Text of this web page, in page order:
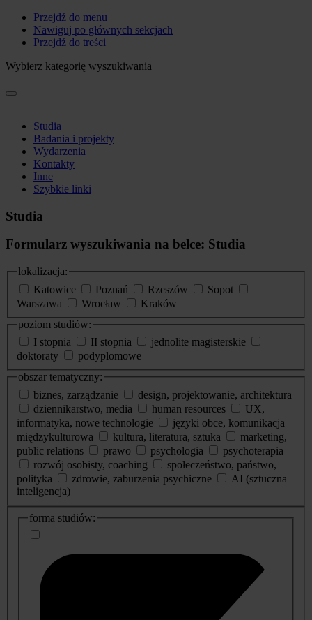
Przejdź do menu
Nawiguj po głównych sekcjach
Przejdź do treści
Wybierz kategorię wyszukiwania
Studia
Badania i projekty
Wydarzenia
Kontakty
Inne
Szybkie linki
Studia
Formularz wyszukiwania na belce: Studia
lokalizacja:
Katowice
Poznań Rzeszów
Sopot
Warszawa
Wrocław
Kraków
poziom studiów:
I stopnia
II stopnia
jednolite magisterskie
doktoraty
podyplomowe
obszar tematyczny:
biznes, zarządzanie
design, projektowanie, architektura
dziennikarstwo, media
human resources
UX,
informatyka, nowe technologie
języki obce, komunikacja
międzykulturowa
kultura, literatura, sztuka
marketing,
public relations
prawo psychologia
psychoterapia
rozwój osobisty, coaching
społeczeństwo, państwo,
polityka
zdrowie, zaburzenia psychiczne
AI (sztuczna
inteligencja)
dodatkowe
informacje
forma studiów: